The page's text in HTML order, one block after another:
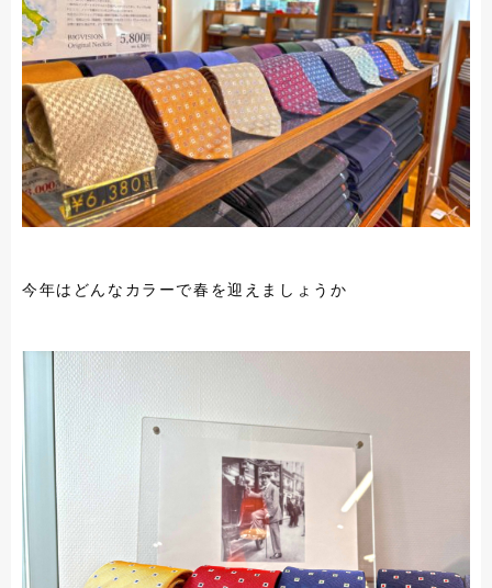
今年はどんなカラーで春を迎えましょうか